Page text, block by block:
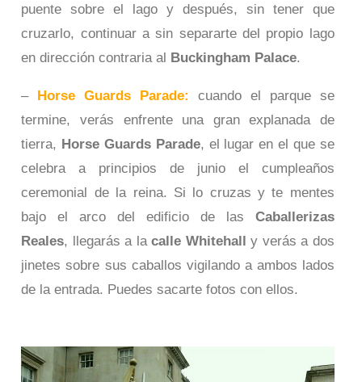
puente sobre el lago y después, sin tener que
cruzarlo, continuar a sin separarte del propio lago
en dirección contraria al Buckingham Palace.
– Horse Guards Parade:
cuando el parque se
termine, verás enfrente una gran explanada de
tierra, Horse Guards Parade, el lugar en el que se
celebra a principios de junio el cumpleaños
ceremonial de la reina. Si lo cruzas y te mentes
bajo el arco del edificio de las Caballerizas
Reales, llegarás a lacalle Whitehall y verás a dos
jinetes sobre sus caballos vigilando a ambos lados
de la entrada. Puedes sacarte fotos con ellos.